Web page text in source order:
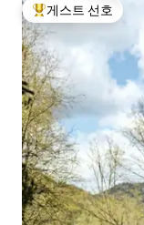
상위 게스트 선호
게스트 선호